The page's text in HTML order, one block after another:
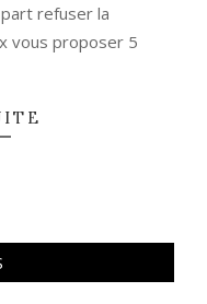
refuser la
vous proposer 5